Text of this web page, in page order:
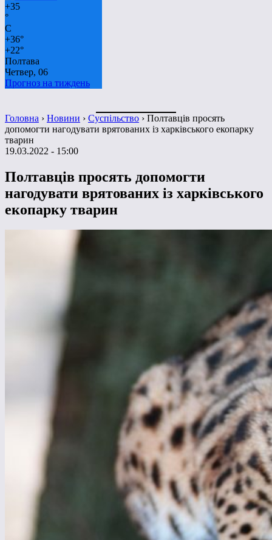
+35
°
C
+36°
+22°
Полтава
Четвер, 06
Прогноз на тиждень
Головна › Новини › Суспільство › Полтавців просять
допомогти нагодувати врятованих із харківського екопарку
тварин
19.03.2022 - 15:00
Полтавців просять допомогти
нагодувати врятованих із харківського
екопарку тварин